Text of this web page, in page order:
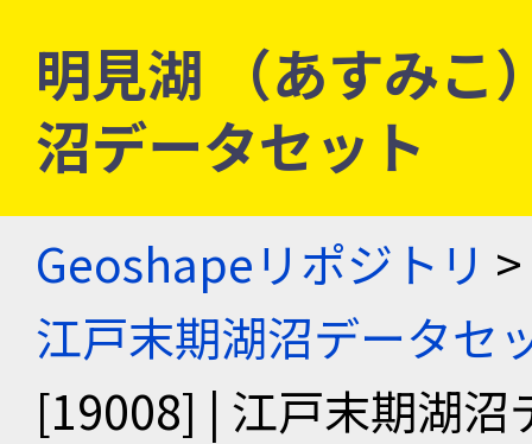
明見湖 （あすみ
沼データセット
Geoshapeリポジトリ >
江戸末期湖沼データセ
[19008] | 江戸末期湖沼